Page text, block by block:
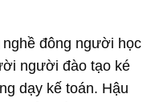
đông người học
người đào tạo ké
dạy kế toán. Hậu